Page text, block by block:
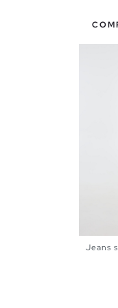
Jeans